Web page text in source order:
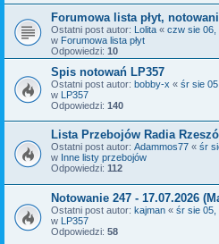
Forumowa lista płyt,
Ostatni post autor: Lolita « czw sie 06,
w Forumowa lista płyt
Odpowiedzi: 10
Spis notowań LP357
Ostatni post autor: bobby-x « śr sie
w LP357
Odpowiedzi: 140
Lista Przebojów Radia
Ostatni post autor: Adammos77 « śr
w Inne listy przebojów
Odpowiedzi: 112
Notowanie 247 - 17.07.2026
Ostatni post autor: kajman « śr sie 05,
w LP357
Odpowiedzi: 58